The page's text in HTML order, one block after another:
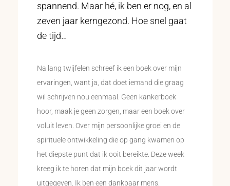
spannend. Maar hé, ik ben er nog, en al
zeven jaar kerngezond. Hoe snel gaat
de tijd…
Na lang twijfelen schreef ik een boek over mijn
ervaringen, want ja, dat doet iemand die graag
wil schrijven nou eenmaal. Geen kankerboek
hoor, maak je geen zorgen, maar een boek over
voluit leven. Over mijn persoonlijke groei en de
spirituele ontwikkeling die op gang kwamen op
het diepste punt dat ik ooit bereikte. Deze week
kreeg ik te horen dat mijn boek dit jaar wordt
uitgegeven. Ik ben een dankbaar mens.